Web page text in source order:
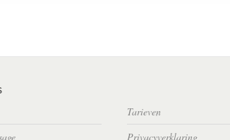
Tarieven
Privacyverklaring